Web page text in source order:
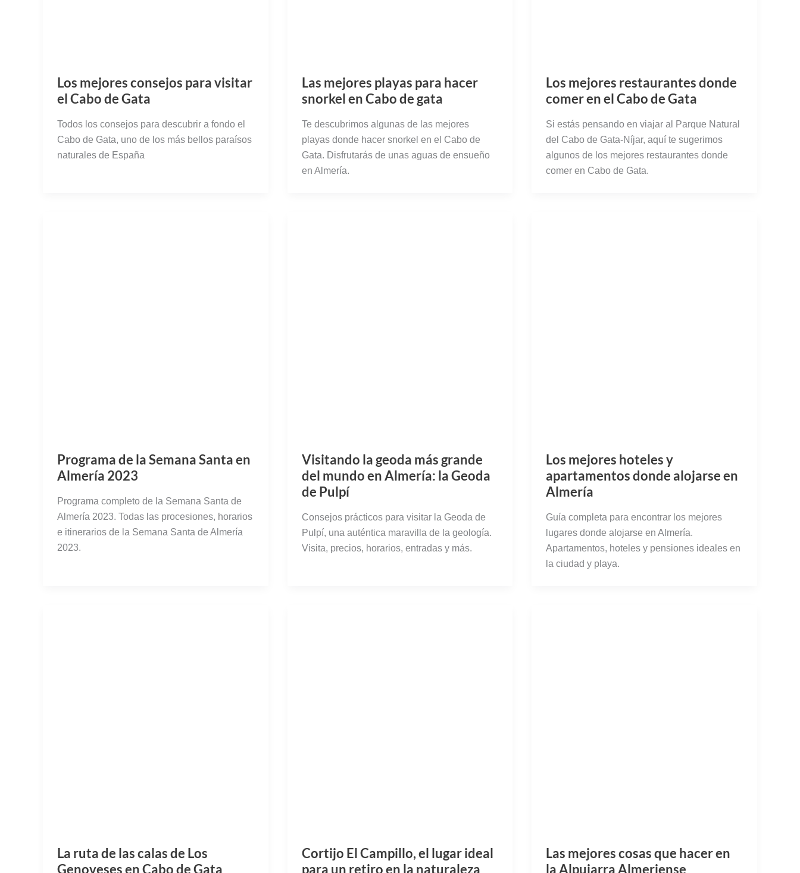
Los mejores consejos para visitar
el Cabo de Gata
Todos los consejos para descubrir a fondo el
Cabo de Gata, uno de los más bellos paraísos
naturales de España
Las mejores playas para hacer
snorkel en Cabo de gata
Te descubrimos algunas de las mejores
playas donde hacer snorkel en el Cabo de
Gata. Disfrutarás de unas aguas de ensueño
en Almería.
Los mejores restaurantes donde
comer en el Cabo de Gata
Si estás pensando en viajar al Parque Natural
del Cabo de Gata-Níjar, aquí te sugerimos
algunos de los mejores restaurantes donde
comer en Cabo de Gata.
Programa de la Semana Santa en
Almería 2023
Programa completo de la Semana Santa de
Almería 2023. Todas las procesiones, horarios
e itinerarios de la Semana Santa de Almería
2023.
Visitando la geoda más grande
del mundo en Almería: la Geoda
de Pulpí
Consejos prácticos para visitar la Geoda de
Pulpí, una auténtica maravilla de la geología.
Visita, precios, horarios, entradas y más.
Los mejores hoteles y
apartamentos donde alojarse en
Almería
Guía completa para encontrar los mejores
lugares donde alojarse en Almería.
Apartamentos, hoteles y pensiones ideales en
la ciudad y playa.
La ruta de las calas de Los
Genoveses en Cabo de Gata
Cortijo El Campillo, el lugar ideal
para un retiro en la naturaleza
Las mejores cosas que hacer en
la Alpujarra Almeriense